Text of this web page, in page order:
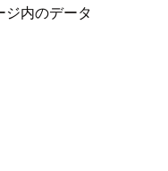
内のデータ